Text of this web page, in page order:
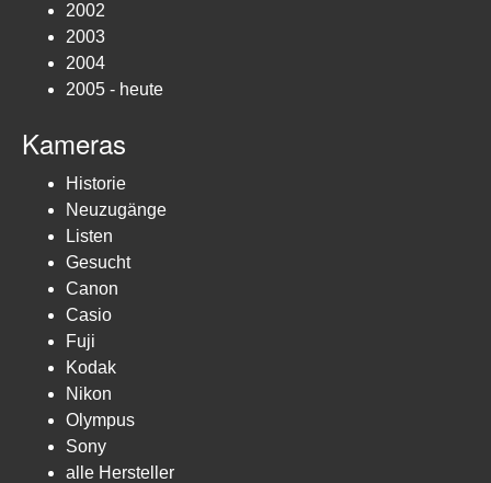
2002
2003
2004
2005 - heute
Kameras
Historie
Neuzugänge
Listen
Gesucht
Canon
Casio
Fuji
Kodak
Nikon
Olympus
Sony
alle Hersteller